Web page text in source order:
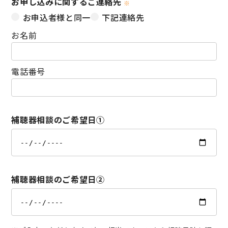
※
お申込者様と同一
下記連絡先
お名前
電話番号
補聴器相談のご希望日①
補聴器相談のご希望日②